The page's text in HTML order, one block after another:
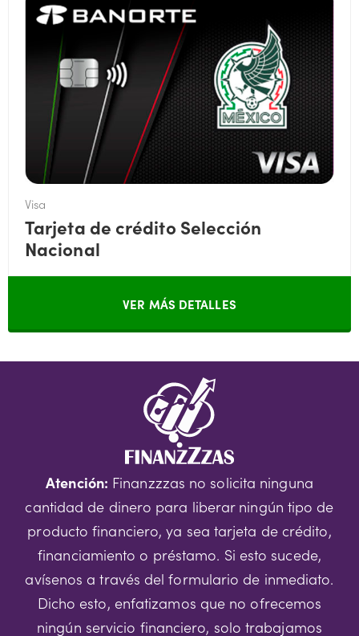
Visa
Tarjeta de crédito Selección
Nacional
VER MÁS DETALLES
Atención: Finanzzzas no solicita ninguna
cantidad de dinero para liberar ningún tipo de
producto financiero, ya sea tarjeta de crédito,
financiamiento o préstamo. Si esto sucede,
avísenos a través del formulario de inmediato.
Dicho esto, enfatizamos que no ofrecemos
ningún servicio financiero, solo trabajamos